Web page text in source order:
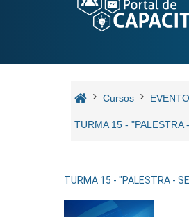
Cursos
TURMA 15 - "PALESTRA
TURMA 15 - "PALESTRA -